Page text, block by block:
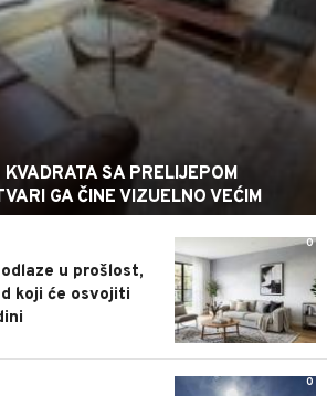
SA PRELIJEPOM
GA ČINE VIZUELNO VEĆIM
0
u prošlost,
koji će osvojiti
0